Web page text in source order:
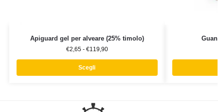
Apiguard gel per alveare (25% timolo)
€2,65 - €119,90
Scegli